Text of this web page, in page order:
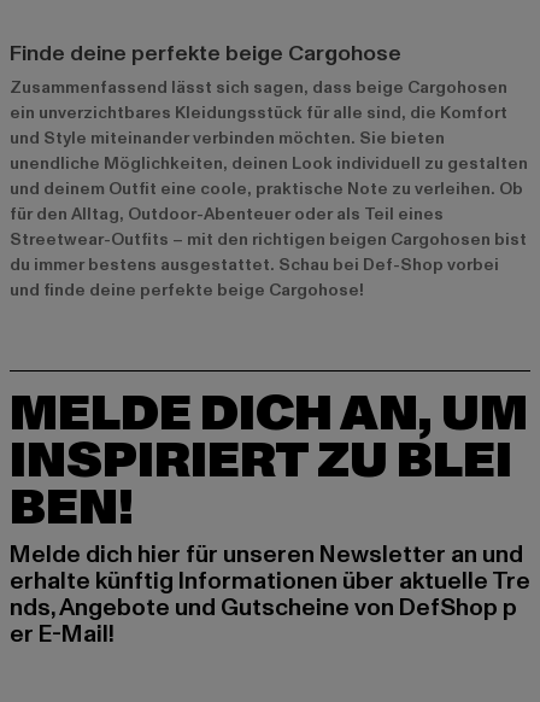
Finde deine perfekte beige Cargohose
Zusammenfassend lässt sich sagen, dass beige Cargohosen
ein unverzichtbares Kleidungsstück für alle sind, die Komfort
und Style miteinander verbinden möchten. Sie bieten
unendliche Möglichkeiten, deinen Look individuell zu gestalten
und deinem Outfit eine coole, praktische Note zu verleihen. Ob
für den Alltag, Outdoor-Abenteuer oder als Teil eines
Streetwear-Outfits – mit den richtigen beigen Cargohosen bist
du immer bestens ausgestattet. Schau bei Def-Shop vorbei
und finde deine perfekte beige Cargohose!
MELDE DICH AN, UM
INSPIRIERT ZU BLEI
BEN!
Melde dich hier für unseren Newsletter an und
erhalte künftig Informationen über aktuelle Tre
nds, Angebote und Gutscheine von DefShop p
er E-Mail!